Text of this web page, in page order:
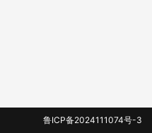
鲁ICP备2024111074号-3